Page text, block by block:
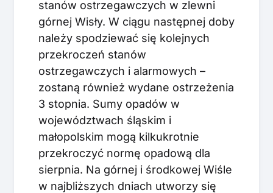
stanów ostrzegawczych w zlewni
górnej Wisły. W ciągu następnej doby
należy spodziewać się kolejnych
przekroczeń stanów
ostrzegawczych i alarmowych –
zostaną również wydane ostrzeżenia
3 stopnia. Sumy opadów w
województwach śląskim i
małopolskim mogą kilkukrotnie
przekroczyć normę opadową dla
sierpnia. Na górnej i środkowej Wiśle
w najbliższych dniach utworzy się